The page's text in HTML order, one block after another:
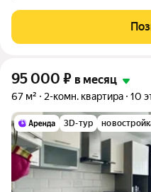
выполнен евроремонт,
и техникой. В комнатах есть
95 000 ₽ в месяц
67 м² 2-комн. квартира 10
3D-тур